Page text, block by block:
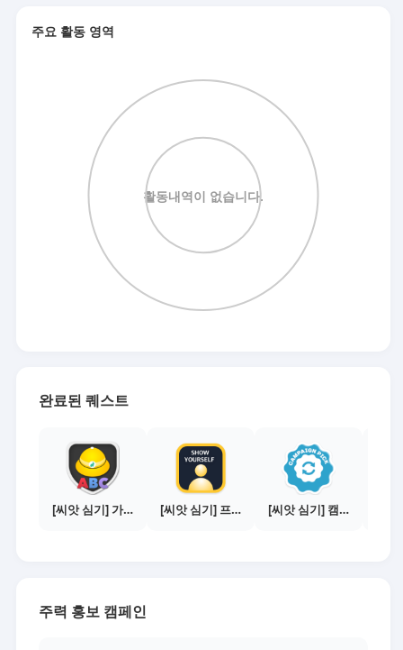
주요 활동 영역
완료된 퀘스트
[씨앗 심기] 가이드보기 - 매체별 활동 가이드 [씨앗 심기] 프로필 사진 등록하기 [씨앗 심기] 캠페인 전환하기
주력 홍보 캠페인